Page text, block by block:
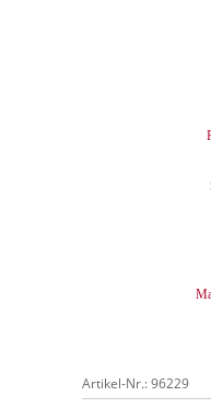
Artikel-Nr.: 96229